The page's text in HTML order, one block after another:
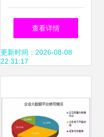
纪元 从199IT看数
据资讯的价值与演
查看详情
更新时间：2026-08-08
22:31:17